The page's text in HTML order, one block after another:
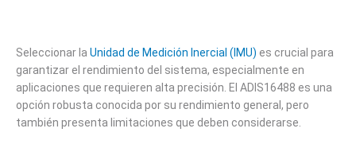
Seleccionar la Unidad de Medición Inercial (IMU) es crucial para
garantizar el rendimiento del sistema, especialmente en
aplicaciones que requieren alta precisión. El ADIS16488 es una
opción robusta conocida por su rendimiento general, pero
también presenta limitaciones que deben considerarse.